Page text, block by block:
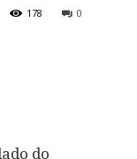
0
178
do